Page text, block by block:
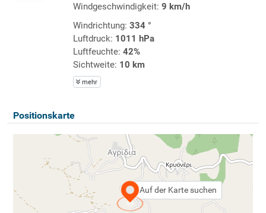
Windgeschwindigkeit: 9 km/h
Windrichtung: 334 °
Luftdruck: 1011 hPa
Luftfeuchte: 42%
Sichtweite: 10 km
mehr
Positionskarte
Auf der Karte suchen